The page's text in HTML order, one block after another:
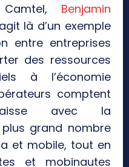
Benjamin
là d’un exemple
entre entreprises
des ressources
à l’économie
comptent
avec la
grand nombre
et mobile, tout en
et mobinautes